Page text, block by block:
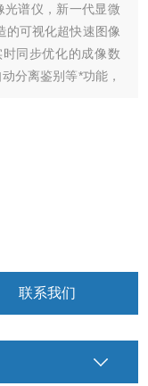
光谱仪，新一代显微
的可视化超快速图像
同步优化的成像数
分离鉴别等*功能，
联系我们